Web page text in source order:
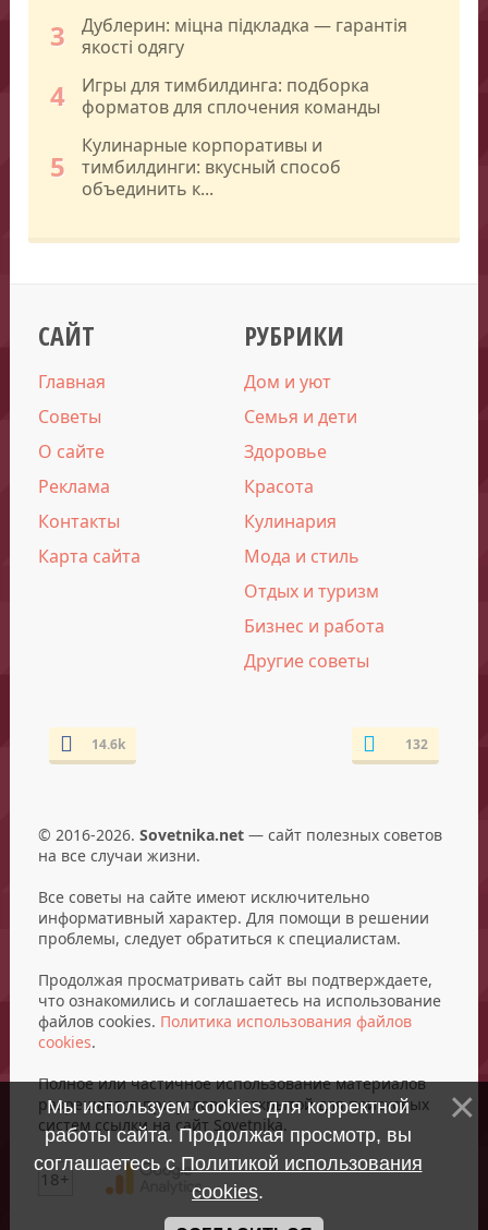
3
Дублерин: міцна підкладка — гарантія
якості одягу
4
Игры для тимбилдинга: подборка
форматов для сплочения команды
5
Кулинарные корпоративы и
тимбилдинги: вкусный способ
объединить к...
САЙТ
Главная
Советы
О сайте
Реклама
Контакты
Карта сайта
РУБРИКИ
Дом и уют
Семья и дети
Здоровье
Красота
Кулинария
Мода и стиль
Отдых и туризм
Бизнес и работа
Другие советы
14.6k 132
© 2016-2026. Sovetnika.net— сайт полезных советов
на все случаи жизни.
Все советы на сайте имеют исключительно
информативный характер. Для помощи в решении
проблемы, следует обратиться к специалистам.
Продолжая просматривать сайт вы подтверждаете,
что ознакомились и соглашаетесь на использование
файлов cookies. Политика использования файлов
cookies.
Полное или частичное использование материалов
разрешается при условии открытой для поисковых
систем ссылки на сайт Sovetnika.
18+
Мы используем cookies для корректной
работы сайта. Продолжая просмотр, вы
соглашаетесь с Политикой использования
cookies.